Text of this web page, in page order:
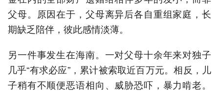
父母。原因在于，父母离异后各自重组家庭，长
期缺乏陪伴，彼此感情淡薄。
另一件事发生在海南。一对父母十余年来对独子
几乎“有求必应”，累计被索取近百万元。相反，儿
子稍有不顺便恶语相向、威胁恐吓，暴力啃老。